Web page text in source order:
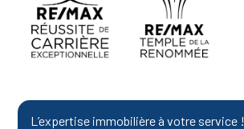
L’expertise immobilière à votre service !